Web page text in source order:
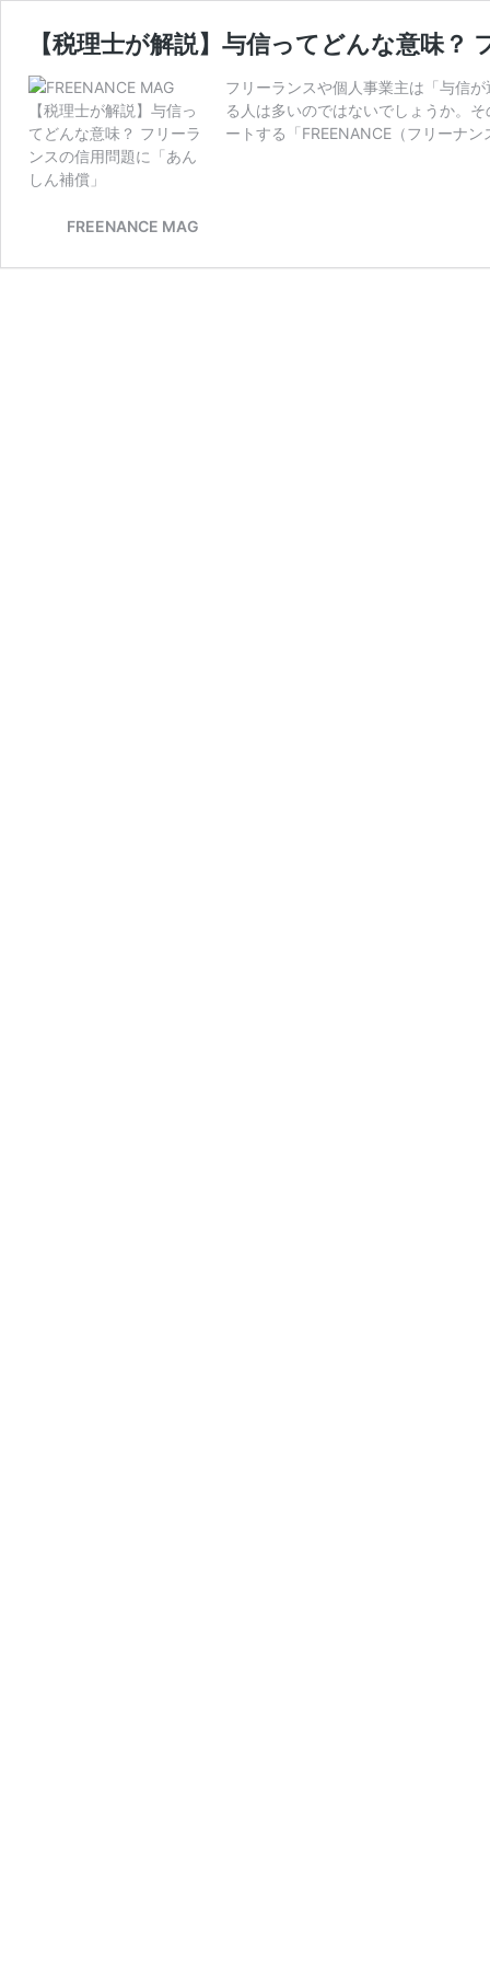
【税理士が解説】与信ってどんな意味
フリーランスや個人事業主は「与信
る人は多いのではないでしょうか。
ートする「FREENANCE（フリーナ
FREENANCE MAG